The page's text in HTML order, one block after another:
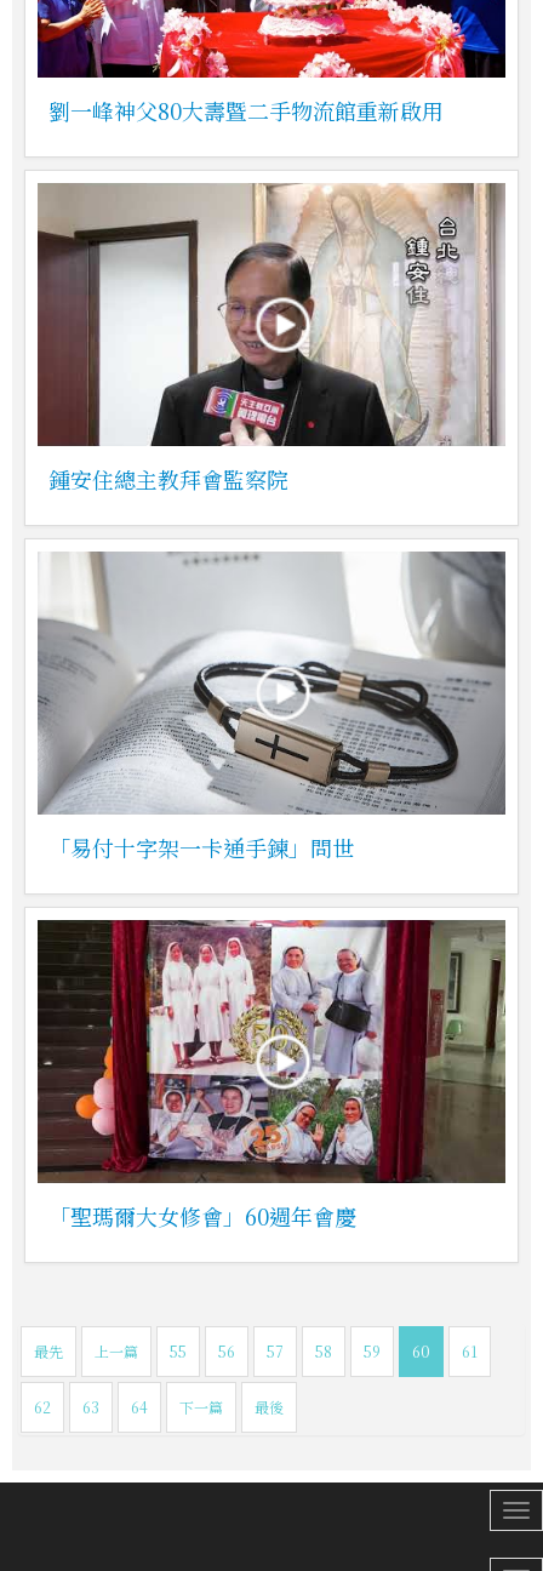
劉一峰神父80大壽暨二手物流館重新啟用
鍾安住總主教拜會監察院
「易付十字架一卡通手鍊」問世
「聖瑪爾大女修會」60週年會慶
最先 上一篇 55 56 57 58 59 60 61
62 63 64 下一篇 最後